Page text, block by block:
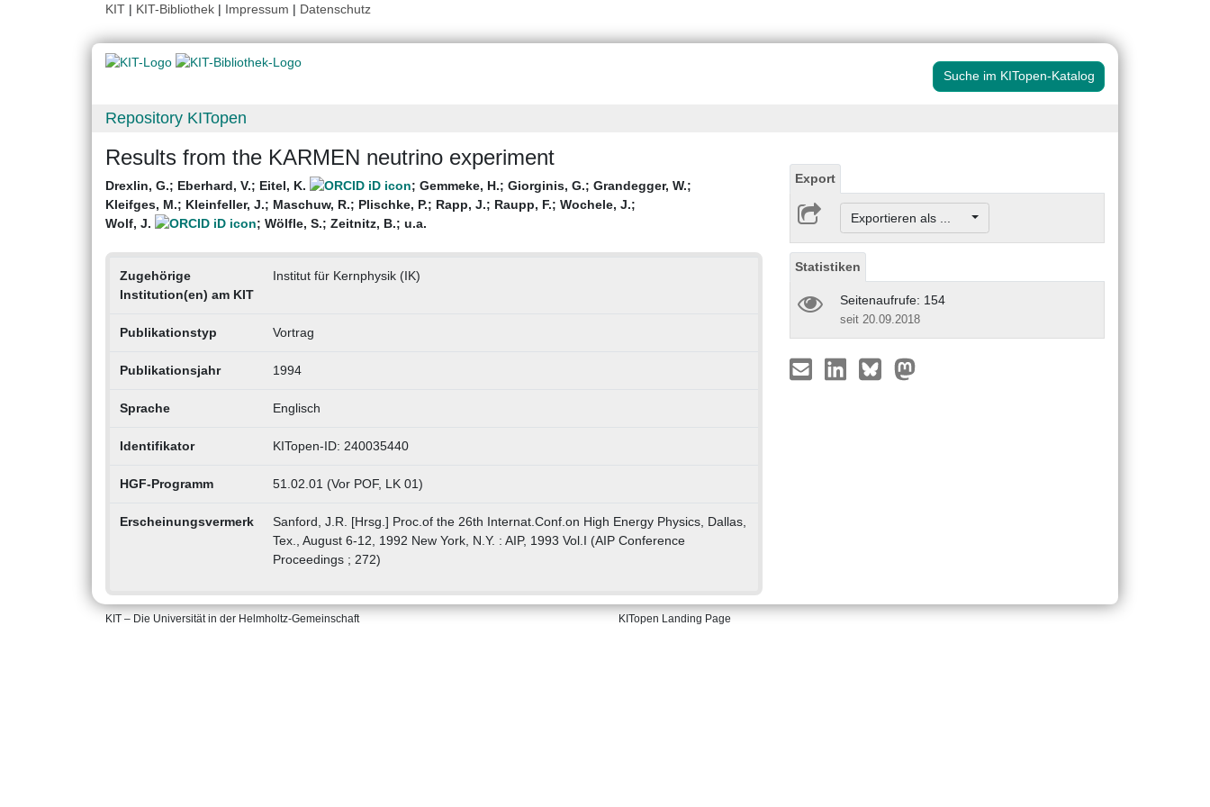
KIT | KIT-Bibliothek | Impressum | Datenschutz
Suche im KITopen-Katalog
Repository KITopen
Results from the KARMEN neutrino experiment
Drexlin, G.; Eberhard, V.; Eitel, K. ; Gemmeke, H.; Giorginis, G.; Grandegger, W.;
Kleifges, M.; Kleinfeller, J.; Maschuw, R.; Plischke, P.; Rapp, J.; Raupp, F.; Wochele, J.;
Wolf, J.
; Wölfle, S.; Zeitnitz, B.; u.a.
Zugehörige
Institution(en) am KIT
Institut für Kernphysik (IK)
Publikationstyp Vortrag
Publikationsjahr 1994
Sprache Englisch
Identifikator KITopen-ID: 240035440
HGF-Programm 51.02.01 (Vor POF, LK 01)
Erscheinungsvermerk
Sanford, J.R. [Hrsg.] Proc.of the 26th Internat.Conf.on High Energy Physics, Dallas,
Tex., August 6-12, 1992 New York, N.Y. : AIP, 1993 Vol.I (AIP Conference
Proceedings ; 272)
Export
Exportieren als ...
Statistiken
Seitenaufrufe: 154
seit 20.09.2018
KIT – Die Universität in der Helmholtz-Gemeinschaft KITopen Landing Page